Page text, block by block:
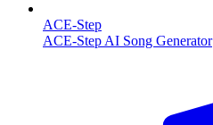
ACE-Step
ACE-Step AI Song Generator